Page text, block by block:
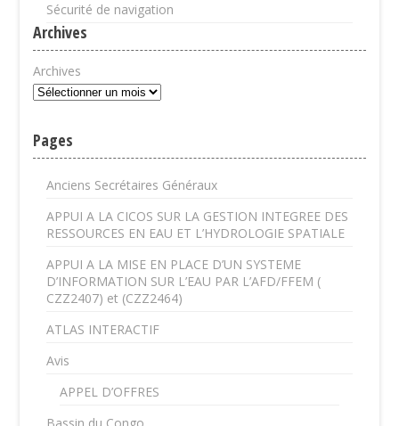
Sécurité de navigation
Archives
Archives
Pages
Anciens Secrétaires Généraux
APPUI A LA CICOS SUR LA GESTION INTEGREE DES
RESSOURCES EN EAU ET L’HYDROLOGIE SPATIALE
APPUI A LA MISE EN PLACE D’UN SYSTEME
D’INFORMATION SUR L’EAU PAR L’AFD/FFEM (
CZZ2407) et (CZZ2464)
ATLAS INTERACTIF
Avis
APPEL D’OFFRES